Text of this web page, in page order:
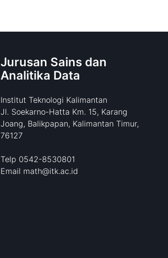
Jurusan Sains dan
Analitika Data
Institut Teknologi Kalimantan
Jl. Soekarno-Hatta Km. 15, Karang
Joang, Balikpapan, Kalimantan Timur,
76127
Telp 0542-8530801
Email math@itk.ac.id